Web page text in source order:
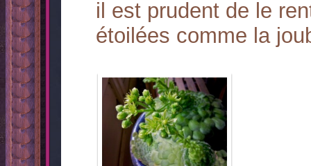
il est prudent de le
étoilées comme la